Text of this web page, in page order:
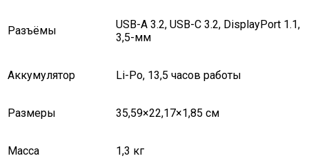
Разъёмы
USB-A 3.2, USB-C 3.2, DisplayPort 1.1,
3,5-мм
Аккумулятор Li-Po, 13,5 часов работы
Размеры 35,59×22,17×1,85 см
Масса 1,3 кг